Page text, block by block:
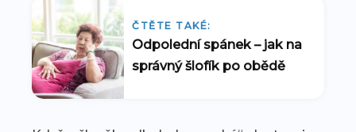
ČTĚTE TAKÉ:
Odpolední spánek – jak na
správný šlofík po obědě